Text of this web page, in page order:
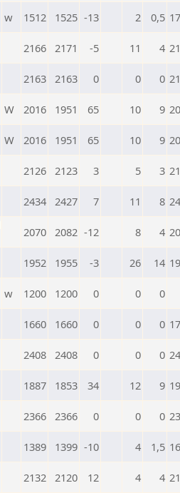
w 1512 1525 -13 2 0,5
2166 2171 -5 11 4
2163 2163 0 0 0
W 2016 1951 65 10 9
W 2016 1951 65 10 9
2126 2123 3 5 3
2434 2427 7 11 8
2070 2082 -12 8 4
1952 1955 -3 26 14
w 1200 1200 0 0 0
1660 1660 0 0 0
2408 2408 0 0 0
1887 1853 34 12 9
2366 2366 0 0 0
1389 1399 -10 4 1,5
2132 2120 12 4 4